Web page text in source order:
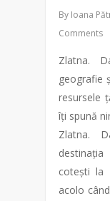
By Ioana
Comments
Zlatna.
geografie
resursele
îți spună
Zlatna.
cotești la
acolo